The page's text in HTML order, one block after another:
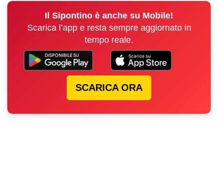
Il Sipontino è anche su Mobile!
Scarica l’app e resta sempre aggiornato in
tempo reale.
SCARICA ORA